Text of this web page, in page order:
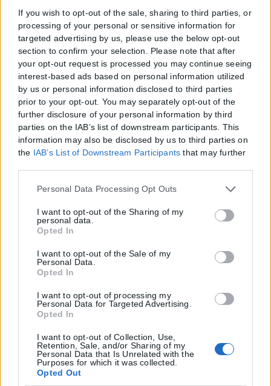
If you wish to opt-out of the sale, sharing to third parties, or
processing of your personal or sensitive information for
targeted advertising by us, please use the below opt-out
section to confirm your selection. Please note that after
your opt-out request is processed you may continue seeing
interest-based ads based on personal information utilized
by us or personal information disclosed to third parties
prior to your opt-out. You may separately opt-out of the
further disclosure of your personal information by third
parties on the IAB’s list of downstream participants. This
information may also be disclosed by us to third parties on
the IAB’s List of Downstream Participants that may further
Please note that this website/app uses one or more Google
but not limited to your visit or usage behaviour. You may
click to grant or deny consent to Google and its third-party
tags to use your data for below specified purposes in below
Google consent section.
Personal Data Processing Opt Outs
I want to opt-out of the Sharing of my
personal data.
Opted In
I want to opt-out of the Sale of my
Personal Data.
Opted In
I want to opt-out of processing my
Personal Data for Targeted Advertising.
Opted In
I want to opt-out of Collection, Use,
Retention, Sale, and/or Sharing of my
Personal Data that Is Unrelated with the
Purposes for which it was collected.
Opted Out